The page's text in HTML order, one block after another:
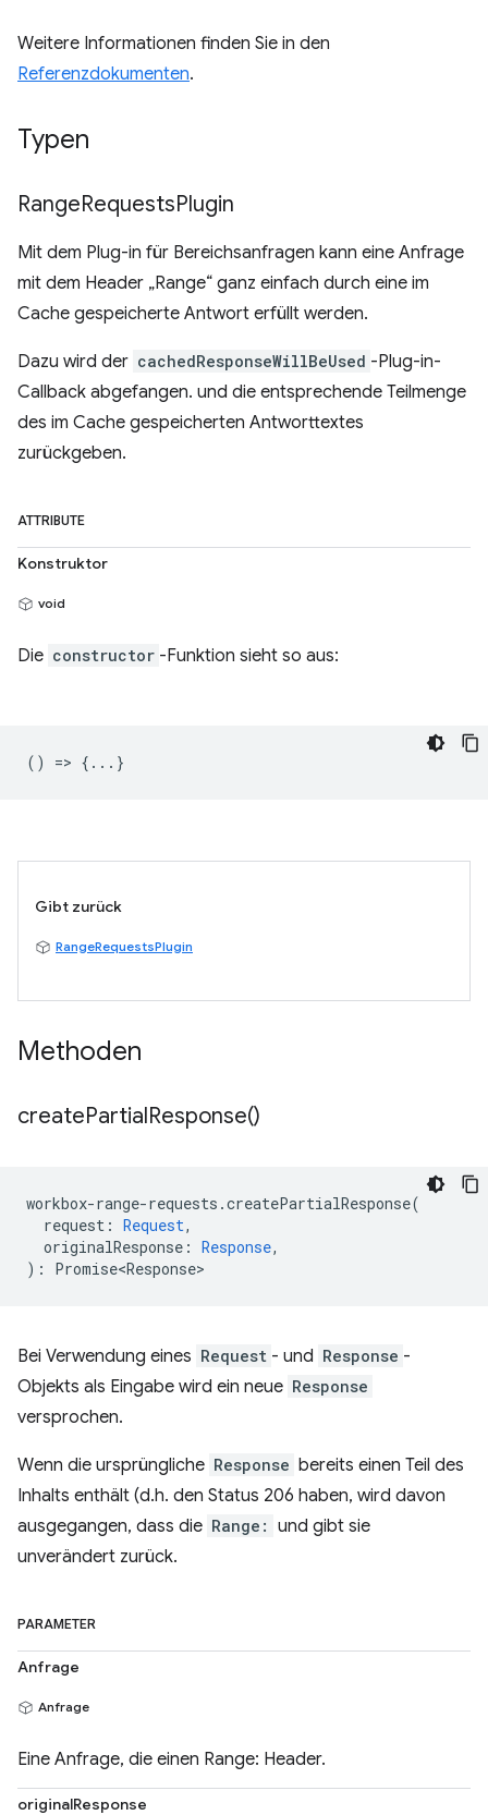
Weitere Informationen finden Sie in den
Referenzdokumenten.
Typen
RangeRequestsPlugin
Mit dem Plug-in für Bereichsanfragen kann eine Anfrage
mit dem Header „Range“ ganz einfach durch eine im
Cache gespeicherte Antwort erfüllt werden.
Dazu wird der cachedResponseWillBeUsed -Plug-in-
Callback abgefangen. und die entsprechende Teilmenge
des im Cache gespeicherten Antworttextes
zurückgeben.
ATTRIBUTE
Konstruktor
void
Die constructor -Funktion sieht so aus:
() => {...}
Gibt zurück
RangeRequestsPlugin
Methoden
createPartialResponse()
workbox-range-requests .createPartialResponse(
request : Request,
originalResponse : Response,
) : Promise<Response>
Bei Verwendung eines Request - und Response -
Objekts als Eingabe wird ein neue Response
versprochen.
Wenn die ursprüngliche Response bereits einen Teil des
Inhalts enthält (d.h. den Status 206 haben, wird davon
ausgegangen, dass die Range: und gibt sie
unverändert zurück.
PARAMETER
Anfrage
Anfrage
Eine Anfrage, die einen Range: Header.
originalResponse